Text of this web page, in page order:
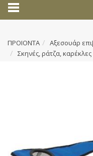
ΠΡΟΙΟΝΤΑ
Αξεσουάρ
Σκηνές, ράτζα, καρέκλες